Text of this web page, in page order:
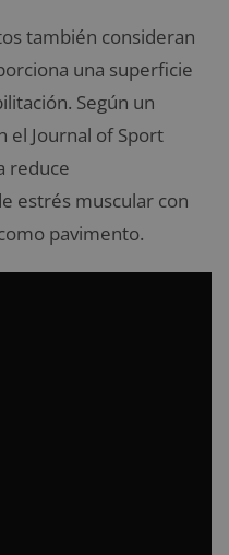
también consideran
una superficie
Según un
el Journal of Sport
reduce
estrés muscular con
pavimento.